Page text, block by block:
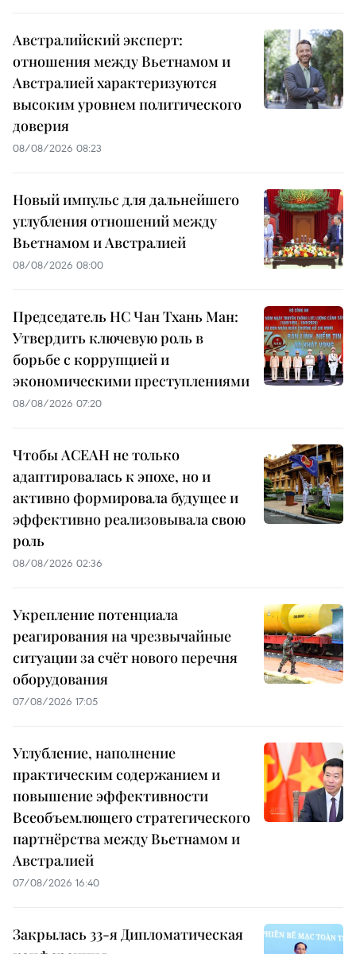
Австралийский эксперт:
отношения между Вьетнамом и
Австралией характеризуются
высоким уровнем политического
доверия
08/08/2026 08:23
Новый импульс для дальнейшего
углубления отношений между
Вьетнамом и Австралией
08/08/2026 08:00
Председатель НС Чан Тхань Ман:
Утвердить ключевую роль в
борьбе с коррупцией и
экономическими преступлениями
08/08/2026 07:20
Чтобы АСЕАН не только
адаптировалась к эпохе, но и
активно формировала будущее и
эффективно реализовывала свою
роль
08/08/2026 02:36
Укрепление потенциала
реагирования на чрезвычайные
ситуации за счёт нового перечня
оборудования
07/08/2026 17:05
Углубление, наполнение
практическим содержанием и
повышение эффективности
Всеобъемлющего стратегического
партнёрства между Вьетнамом и
Австралией
07/08/2026 16:40
Закрылась 33-я Дипломатическая